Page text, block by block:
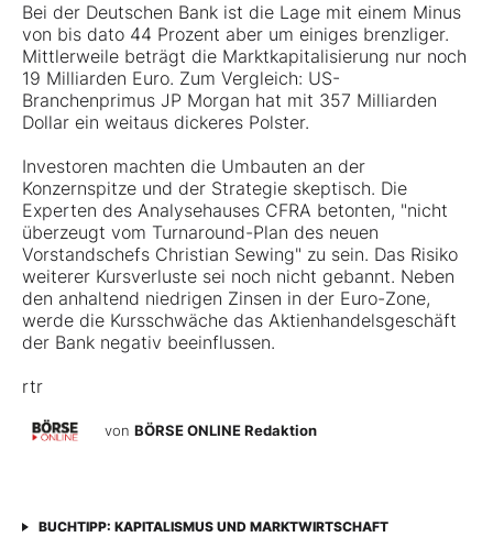
Bei der Deutschen Bank ist die Lage mit einem Minus
von bis dato 44 Prozent aber um einiges brenzliger.
Mittlerweile beträgt die Marktkapitalisierung nur noch
19 Milliarden Euro. Zum Vergleich: US-
Branchenprimus JP Morgan hat mit 357 Milliarden
Dollar ein weitaus dickeres Polster.
Investoren machten die Umbauten an der
Konzernspitze und der Strategie skeptisch. Die
Experten des Analysehauses CFRA betonten, "nicht
überzeugt vom Turnaround-Plan des neuen
Vorstandschefs Christian Sewing" zu sein. Das Risiko
weiterer Kursverluste sei noch nicht gebannt. Neben
den anhaltend niedrigen Zinsen in der Euro-Zone,
werde die Kursschwäche das Aktienhandelsgeschäft
der Bank negativ beeinflussen.
rtr
von BÖRSE ONLINE Redaktion
BUCHTIPP: KAPITALISMUS UND MARKTWIRTSCHAFT